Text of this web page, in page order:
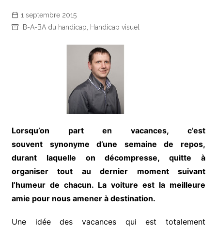
1 septembre 2015
B-A-BA du handicap
Handicap visuel
Lorsqu’on part en vacances, c’est
souvent synonyme d’une semaine de repos,
durant laquelle on décompresse, quitte à
organiser tout au dernier moment suivant
l’humeur de chacun. La voiture est la meilleure
amie pour nous amener à destination.
Une idée des vacances qui est totalement